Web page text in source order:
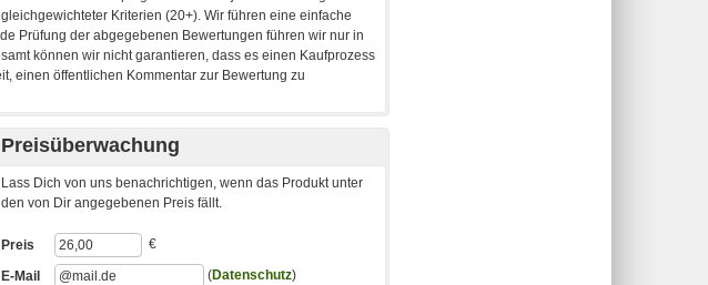
Preisüberwachung
Lass Dich von uns benachrichtigen, wenn das Produkt unter
den von Dir angegebenen Preis fällt.
Preis €
E-Mail (Datenschutz)